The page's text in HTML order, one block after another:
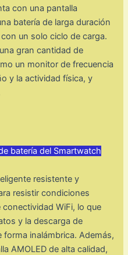
con una pantalla
batería de larga duración
un solo ciclo de carga.
gran cantidad de
un monitor de frecuencia
y la actividad física, y
batería del Smartwatch
resistente y
resistir condiciones
WiFi, lo que
y la descarga de
inalámbrica. Además,
AMOLED de alta calidad,